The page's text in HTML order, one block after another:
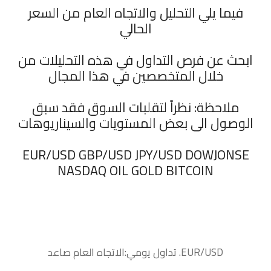
فيما يلي التحليل والاتجاه العام من السعر
الحالي
ابحث عن فرص التداول في هذه التحليلات من
خلال المتخصصين في هذا المجال
ملاحظة: نظراً لتقلبات السوق فقد سبق
الوصول الى بعض المستويات والسيناريوهات
‏EUR/USD GBP/USD JPY/USD DOWJONSE
NASDAQ OIL GOLD BITCOIN